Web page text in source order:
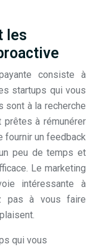
les
consiste à
startups qui vous
sont à la recherche
à rémunérer
fournir un feedback
peu de temps et
Le marketing
intéressante à
pas à vous faire
qui vous